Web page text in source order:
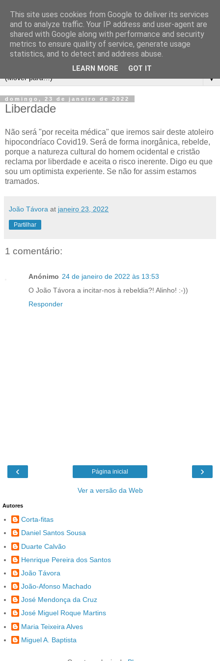
▼
domingo, 23 de janeiro de 2022
Liberdade
Não será "por receita médica" que iremos sair deste atoleiro
hipocondríaco Covid19. Será de forma inorgânica, rebelde,
porque a natureza cultural do homem ocidental e cristão
reclama por liberdade e aceita o risco inerente. Digo eu que
sou um optimista experiente. Se não for assim estamos
tramados.
João Távora at janeiro 23, 2022
Partilhar
1 comentário:
Anónimo 24 de janeiro de 2022 às 13:53
O João Távora a incitar-nos à rebeldia?! Alinho! :-))
Responder
‹ ›
Página inicial
Ver a versão da Web
Autores
Corta-fitas
Daniel Santos Sousa
Duarte Calvão
Henrique Pereira dos Santos
João Távora
João-Afonso Machado
José Mendonça da Cruz
José Miguel Roque Martins
Maria Teixeira Alves
Miguel A. Baptista
This site uses cookies from Google to deliver its services
and to analyze traffic. Your IP address and user-agent are
shared with Google along with performance and security
metrics to ensure quality of service, generate usage
statistics, and to detect and address abuse.
LEARN MORE GOT IT